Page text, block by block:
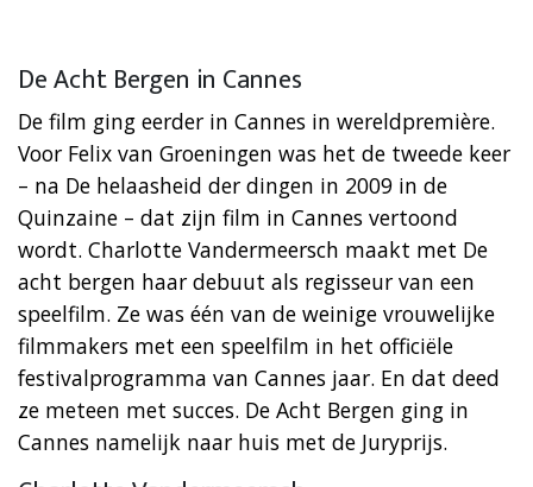
De Acht Bergen in Cannes
De film ging eerder in Cannes in wereldpremière.
Voor Felix van Groeningen was het de tweede keer
– na De helaasheid der dingen in 2009 in de
Quinzaine – dat zijn film in Cannes vertoond
wordt. Charlotte Vandermeersch maakt met De
acht bergen haar debuut als regisseur van een
speelfilm. Ze was één van de weinige vrouwelijke
filmmakers met een speelfilm in het officiële
festivalprogramma van Cannes jaar. En dat deed
ze meteen met succes. De Acht Bergen ging in
Cannes namelijk naar huis met de Juryprijs.